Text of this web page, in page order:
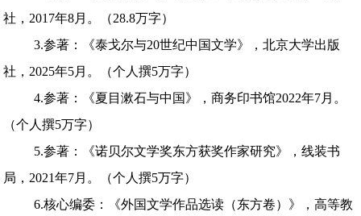
社，2017年8月。（28.8万字）
3.参著：《泰戈尔与20世纪中国文学》，北京大学出版
社，2025年5月。（个人撰5万字）
4.参著：《夏目漱石与中国》，商务印书馆2022年7月。
（个人撰5万字）
5.参著：《诺贝尔文学奖东方获奖作家研究》，线装书
局，2021年7月。（个人撰5万字）
6.核心编委：《外国文学作品选读（东方卷）》，高等教